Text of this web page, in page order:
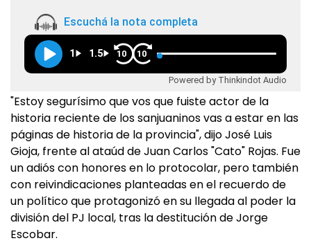
Escuchá la nota completa
1 1.5 10 10
Powered by Thinkindot Audio
"Estoy segurísimo que vos que fuiste actor de la
historia reciente de los sanjuaninos vas a estar en las
páginas de historia de la provincia", dijo José Luis
Gioja, frente al ataúd de Juan Carlos "Cato" Rojas. Fue
un adiós con honores en lo protocolar, pero también
con reivindicaciones planteadas en el recuerdo de
un político que protagonizó en su llegada al poder la
división del PJ local, tras la destitución de Jorge
Escobar.